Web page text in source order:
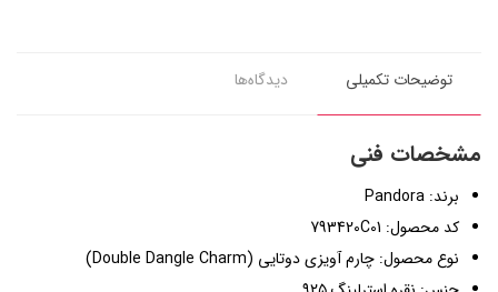
توضیحات تکمیلی دیدگاه‌ها
مشخصات فنی
برند: Pandora
کد محصول: 793420C01
نوع محصول: چارم آویزی دوتایی (Double Dangle Charm)